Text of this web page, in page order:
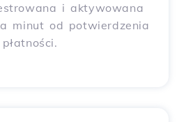
i aktywowana
minut od potwierdzenia
płatności.